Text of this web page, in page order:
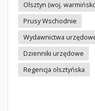
Olsztyn (woj.
Prusy Wschodnie
Wydawnictwa
Dzienniki urzędowe
Regencja olsztyńska